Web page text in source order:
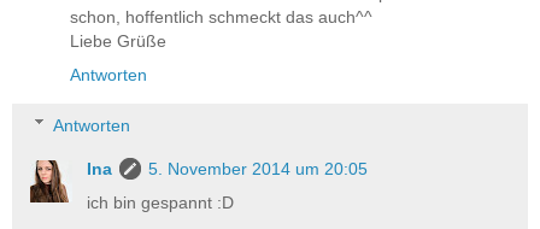
schon, hoffentlich schmeckt das auch^^
Liebe Grüße
Antworten
Antworten
Ina
5. November 2014 um 20:05
ich bin gespannt :D